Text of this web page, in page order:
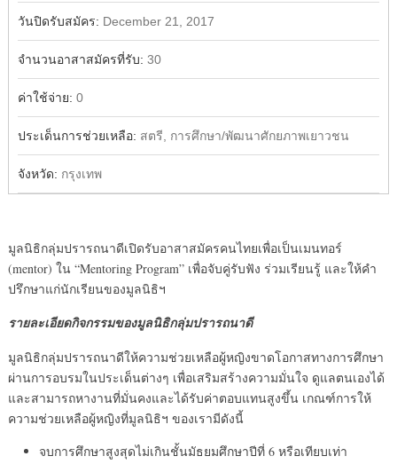
วันปิดรับสมัคร: December 21, 2017
จำนวนอาสาสมัครที่รับ: 30
ค่าใช้จ่าย: 0
ประเด็นการช่วยเหลือ: สตรี, การศึกษา/พัฒนาศักยภาพเยาวชน
จังหวัด: กรุงเทพ
มูลนิธิกลุ่มปรารถนาดีเปิดรับอาสาสมัครคนไทยเพื่อเป็นเมนทอร์
(mentor) ใน “Mentoring Program” เพื่อจับคู่รับฟัง ร่วมเรียนรู้ และให้คำ
ปรึกษาแก่นักเรียนของมูลนิธิฯ
รายละเอียดกิจกรรมของมูลนิธิกลุ่มปรารถนาดี
มูลนิธิกลุ่มปรารถนาดีให้ความช่วยเหลือผู้หญิงขาดโอกาสทางการศึกษา
ผ่านการอบรมในประเด็นต่างๆ เพื่อเสริมสร้างความมั่นใจ ดูแลตนเองได้
และสามารถหางานที่มั่นคงและได้รับค่าตอบแทนสูงขึ้น เกณฑ์การให้
ความช่วยเหลือผู้หญิงที่มูลนิธิฯ ของเรามีดังนี้
จบการศึกษาสูงสุดไม่เกินชั้นมัธยมศึกษาปีที่ 6 หรือเทียบเท่า